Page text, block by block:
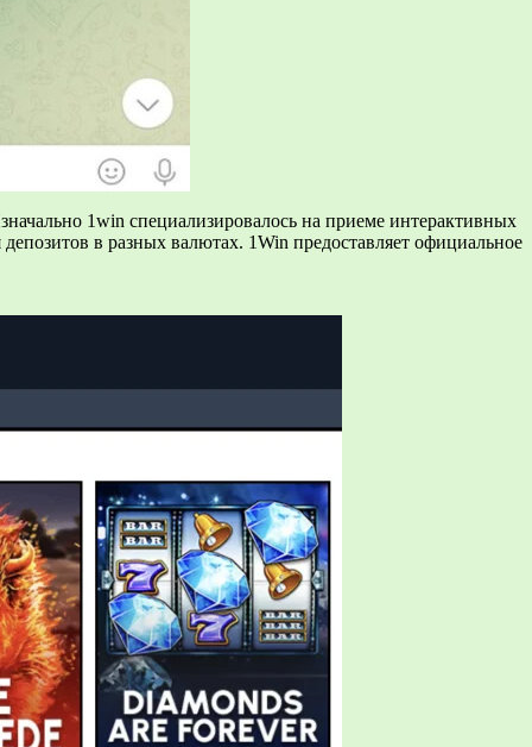
1win специализировалось на приеме интерактивных
в разных валютах. 1Win предоставляет официальное